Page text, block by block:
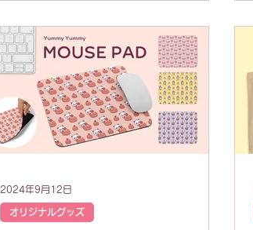
オリジナルグッズ
2024年9月12日